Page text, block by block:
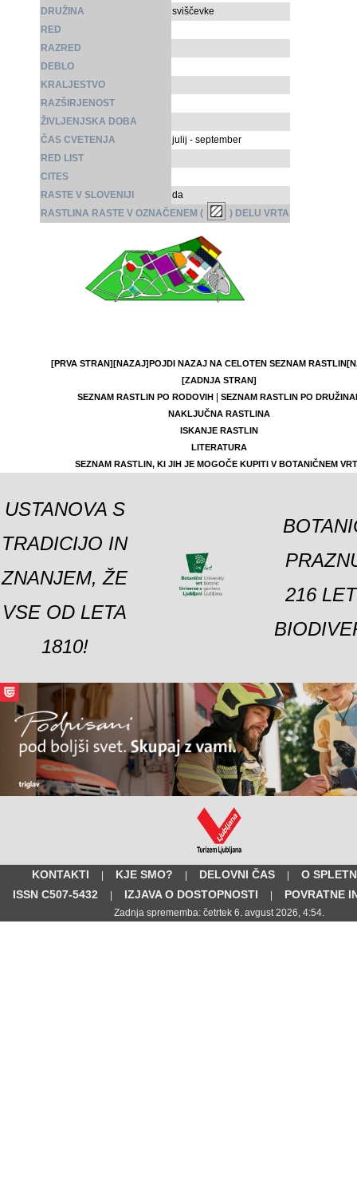
DRUŽINA
sviščevke
RED
RAZRED
DEBLO
KRALJESTVO
RAZŠIRJENOST
ŽIVLJENJSKA DOBA
ČAS CVETENJA
julij - september
RED LIST
CITES
RASTE V SLOVENIJI
da
RASTLINA RASTE V OZNAČENEM (
) DELU VRTA
[PRVA STRAN][NAZAJ]POJDI NAZAJ NA CELOTEN SEZNAM RASTLIN
[ZADNJA STRAN]
SEZNAM RASTLIN PO RODOVIH|
SEZNAM RASTLIN PO
NAKLJUČNA RASTLINA
ISKANJE RASTLIN
LITERATURA
SEZNAM RASTLIN, KI JIH JE MOGOČE KUPITI V BOTANIČNEM
USTANOVA S
TRADICIJO IN
ZNANJEM, ŽE
VSE OD LETA
1810!
216
KONTAKTI | KJE SMO? | DELOVNI ČAS |
O
ISSN C507-5432
| IZJAVA O DOSTOPNOSTI | POVRATNE
Zadnja sprememba: četrtek 6. avgust 2026, 4:54.